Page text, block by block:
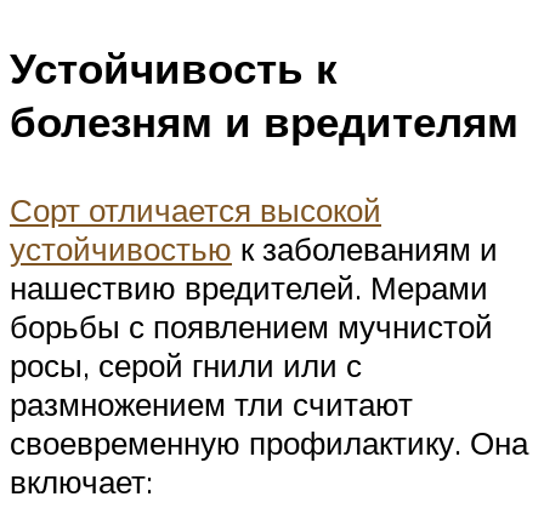
Устойчивость к
болезням и вредителям
Сорт отличается высокой
устойчивостью к заболеваниям и
нашествию вредителей. Мерами
борьбы с появлением мучнистой
росы, серой гнили или с
размножением тли считают
своевременную профилактику. Она
включает: